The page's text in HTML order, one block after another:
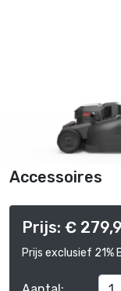
Accessoires
Prijs: €
Prijs exclusief 21%